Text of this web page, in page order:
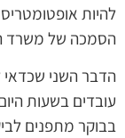
להיות
הסמכה של משרד
הדבר השני
עובדים בשעות
בבוקר מתפנים